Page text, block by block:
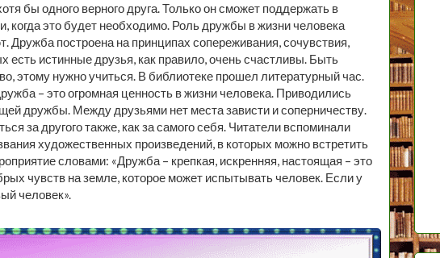
бы одного верного друга. Только он сможет поддержать в
когда это будет необходимо. Роль дружбы в жизни человека
Дружба построена на принципах сопереживания, сочувствия,
есть истинные друзья, как правило, очень счастливы. Быть
этому нужно учиться. В библиотеке прошел литературный час.
– это огромная ценность в жизни человека. Приводились
дружбы. Между друзьями нет места зависти и соперничеству.
за другого также, как за самого себя. Читатели вспоминали
художественных произведений, в которых можно встретить
словами: «Дружба – крепкая, искренняя, настоящая – это
чувств на земле, которое может испытывать человек. Если у
человек».